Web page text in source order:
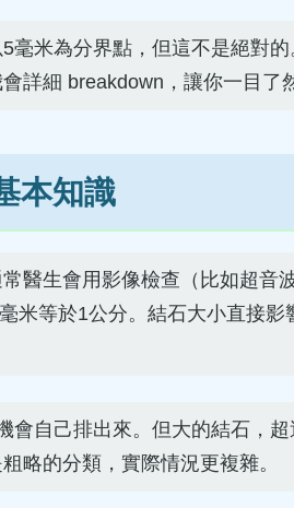
毫米為分界點，但這不是絕對
詳細 breakdown，讓你一目了
本知識
醫生會用影像檢查（比如超音
米等於1公分。結石大小直接
會自己排出來。但大的結石，
略的分類，實際情況更複雜。